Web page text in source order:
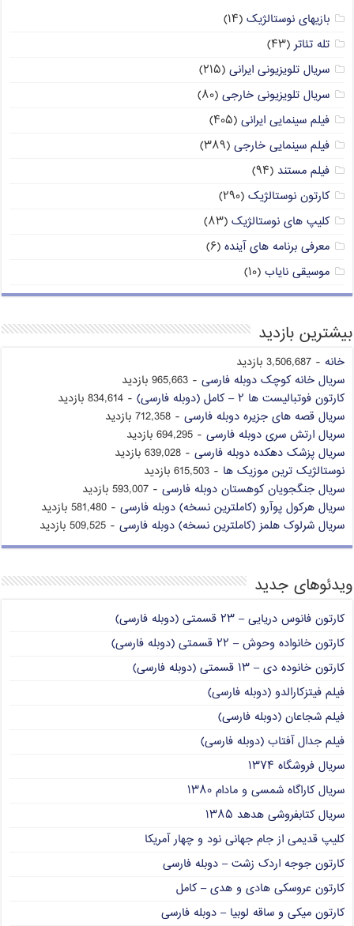
بازیهای نوستالژیک (۱۴)
تله تئاتر (۴۳)
سریال تلویزیونی ایرانی (۲۱۵)
سریال تلویزیونی خارجی (۸۰)
فیلم سینمایی ایرانی (۴۰۵)
فیلم سینمایی خارجی (۳۸۹)
فیلم مستند (۹۴)
کارتون نوستالژیک (۲۹۰)
کلیپ های نوستالژیک (۸۳)
معرفی برنامه های آینده (۶)
موسیقی نایاب (۱۰)
بیشترین بازدید
خانه - 3,506,687 بازدید
سریال خانه کوچک دوبله فارسی - 965,663 بازدید
کارتون فوتبالیست ها ۲ – کامل (دوبله فارسی)
- 834,614 بازدید
سریال قصه های جزیره دوبله فارسی - 712,358 بازدید
سریال ارتش سری دوبله فارسی - 694,295 بازدید
سریال پزشک دهکده دوبله فارسی - 639,028 بازدید
نوستالژیک ترین موزیک ها - 615,503 بازدید
سریال جنگجویان کوهستان دوبله فارسی - 593,007 بازدید
سریال هرکول پوآرو (کاملترین نسخه) دوبله فارسی - 581,480 بازدید
سریال شرلوک هلمز (کاملترین نسخه) دوبله فارسی - 509,525 بازدید
ویدئوهای جدید
کارتون فانوس دریایی – ۲۳ قسمتی (دوبله فارسی)
کارتون خانواده وحوش – ۲۲ قسمتی (دوبله فارسی)
کارتون خانوده دی – ۱۳ قسمتی (دوبله فارسی)
فیلم فیتزکارالدو (دوبله فارسی)
فیلم شجاعان (دوبله فارسی)
فیلم جدال آفتاب (دوبله فارسی)
سریال فروشگاه ۱۳۷۴
سریال کاراگاه شمسی و مادام ۱۳۸۰
سریال کتابفروشی هدهد ۱۳۸۵
کلیپ قدیمی از جام جهانی نود و چهار آمریکا
کارتون جوجه اردک زشت – دوبله فارسی
کارتون عروسکی هادی و هدی – کامل
کارتون میکی و ساقه لوبیا – دوبله فارسی